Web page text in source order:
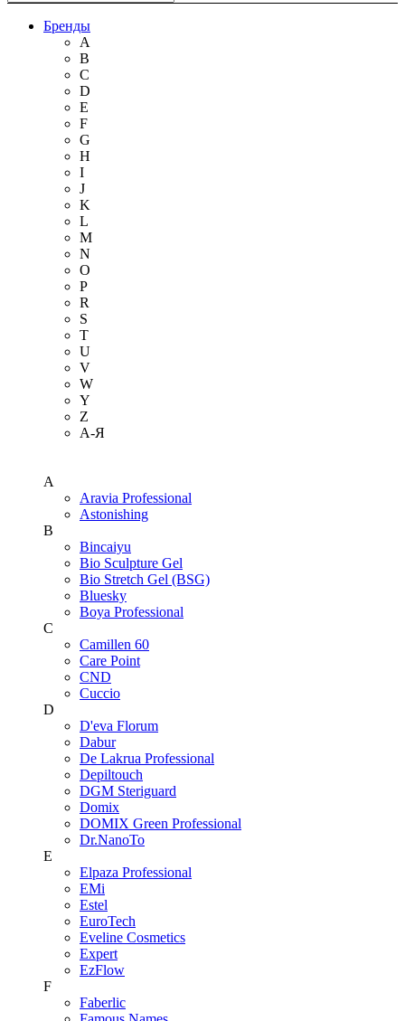
Бренды
A
B
C
D
E
F
G
H
I
J
K
L
M
N
O
P
R
S
T
U
V
W
Y
Z
А-Я
A
Aravia Professional
Astonishing
B
Bincaiyu
Bio Sculpture Gel
Bio Stretch Gel (BSG)
Bluesky
Boya Professional
C
Camillen 60
Care Point
CND
Cuccio
D
D'eva Florum
Dabur
De Lakrua Professional
Depiltouch
DGM Steriguard
Domix
DOMIX Green Professional
Dr.NanoTo
E
Elpaza Professional
EMi
Estel
EuroTech
Eveline Cosmetics
Expert
EzFlow
F
Faberlic